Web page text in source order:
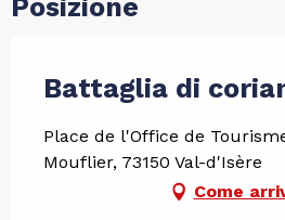
Posizione
Battaglia di
Place de l'Office de
Mouflier, 73150 Val-d'Isère
Come